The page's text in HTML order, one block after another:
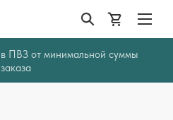
в ПВЗ от минимальной суммы
заказа